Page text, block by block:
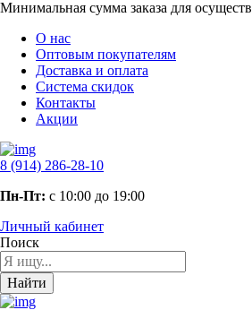
Минимальная сумма заказа для
О нас
Оптовым покупателям
Доставка и оплата
Система скидок
Контакты
Акции
8 (914) 286-28-10
Пн-Пт: с 10:00 до 19:00
Личный кабинет
Поиск
Найти